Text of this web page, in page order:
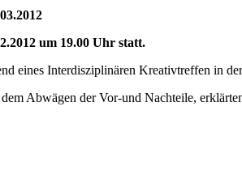
um 19.00 Uhr statt.
eines Interdisziplinären Kreativtreffen in
Abwägen der Vor-und Nachteile,